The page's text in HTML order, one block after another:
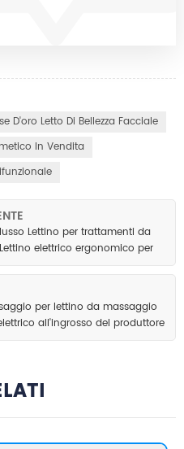
D'oro Letto Di Bellezza Facciale
In Vendita
Lettino per trattamenti da
elettrico ergonomico per
base dorata
per lettino da massaggio
all'ingrosso del produttore